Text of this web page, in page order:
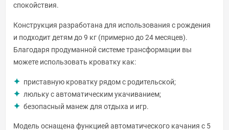
спокойствия.
Конструкция разработана для использования с рождения
и подходит детям до 9 кг (примерно до 24 месяцев).
Благодаря продуманной системе трансформации вы
можете использовать кроватку как:
приставную кроватку рядом с родительской;
люльку с автоматическим укачиванием;
безопасный манеж для отдыха и игр.
Модель оснащена функцией автоматического качания с 5